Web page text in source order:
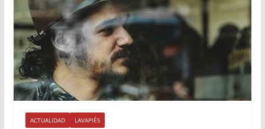
ACTUALIDAD LAVAPIÉS